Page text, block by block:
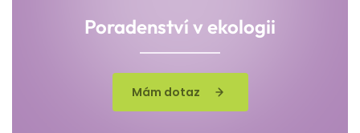
Poradenství v ekologii
Mám dotaz